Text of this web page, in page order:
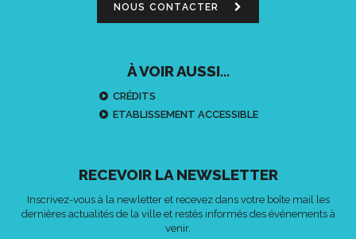
NOUS CONTACTER
À VOIR AUSSI...
CRÉDITS
ETABLISSEMENT ACCESSIBLE
RECEVOIR LA NEWSLETTER
Inscrivez-vous à la newletter et recevez dans votre boîte mail les
dernières actualités de la ville et restés informés des événements à
venir.